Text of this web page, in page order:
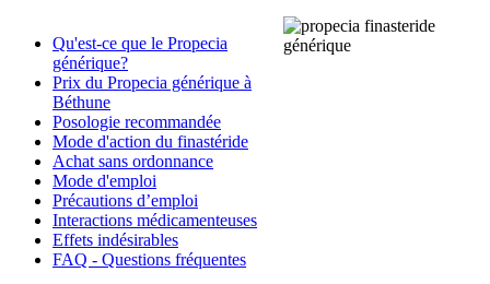
Qu'est-ce que le Propecia
générique?
Prix du Propecia générique à
Béthune
Posologie recommandée
Mode d'action du finastéride
Achat sans ordonnance
Mode d'emploi
Précautions d’emploi
Interactions médicamenteuses
Effets indésirables
FAQ - Questions fréquentes